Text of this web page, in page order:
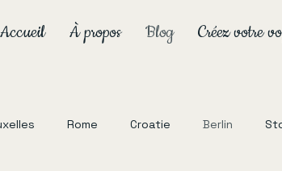
Accueil À propos Blog Créez votre
Rome Croatie Berlin